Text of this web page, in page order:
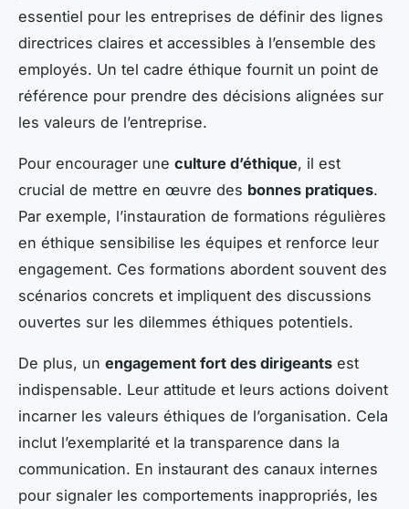
essentiel pour les entreprises de définir des lignes
directrices claires et accessibles à l’ensemble des
employés. Un tel cadre éthique fournit un point de
référence pour prendre des décisions alignées sur
les valeurs de l’entreprise.
Pour encourager une culture d’éthique, il est
crucial de mettre en œuvre des bonnes pratiques.
Par exemple, l’instauration de formations régulières
en éthique sensibilise les équipes et renforce leur
engagement. Ces formations abordent souvent des
scénarios concrets et impliquent des discussions
ouvertes sur les dilemmes éthiques potentiels.
De plus, un engagement fort des dirigeants est
indispensable. Leur attitude et leurs actions doivent
incarner les valeurs éthiques de l’organisation. Cela
inclut l’exemplarité et la transparence dans la
communication. En instaurant des canaux internes
pour signaler les comportements inappropriés, les